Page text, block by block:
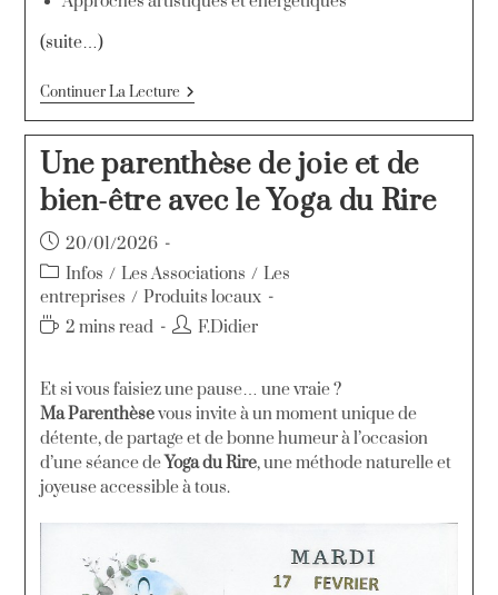
(suite…)
Continuer La Lecture
Une parenthèse de joie et de
bien-être avec le Yoga du Rire
20/01/2026
Infos / Les Associations / Les
entreprises / Produits locaux
2 mins read
F.Didier
Et si vous faisiez une pause… une vraie ?
Ma Parenthèsevous invite à un moment unique de
détente, de partage et de bonne humeur à l’occasion
d’une séance deYoga du Rire, une méthode naturelle et
joyeuse accessible à tous.